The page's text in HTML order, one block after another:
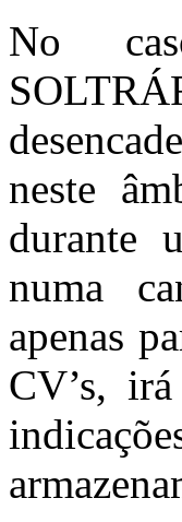
No
neste
durante
numa
apenas
CV’s,